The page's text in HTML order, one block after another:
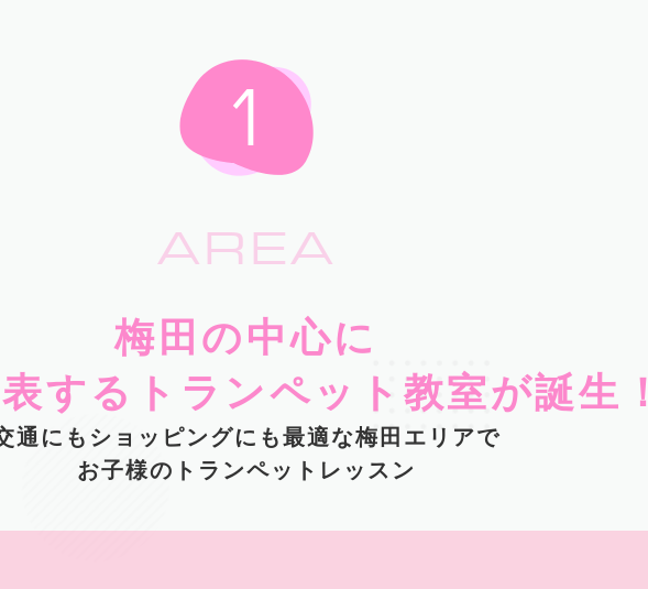
AREA
梅田の中心に
するトランペット教室が誕生！
通にもショッピングにも最適な梅田エリアで
お子様のトランペットレッスン